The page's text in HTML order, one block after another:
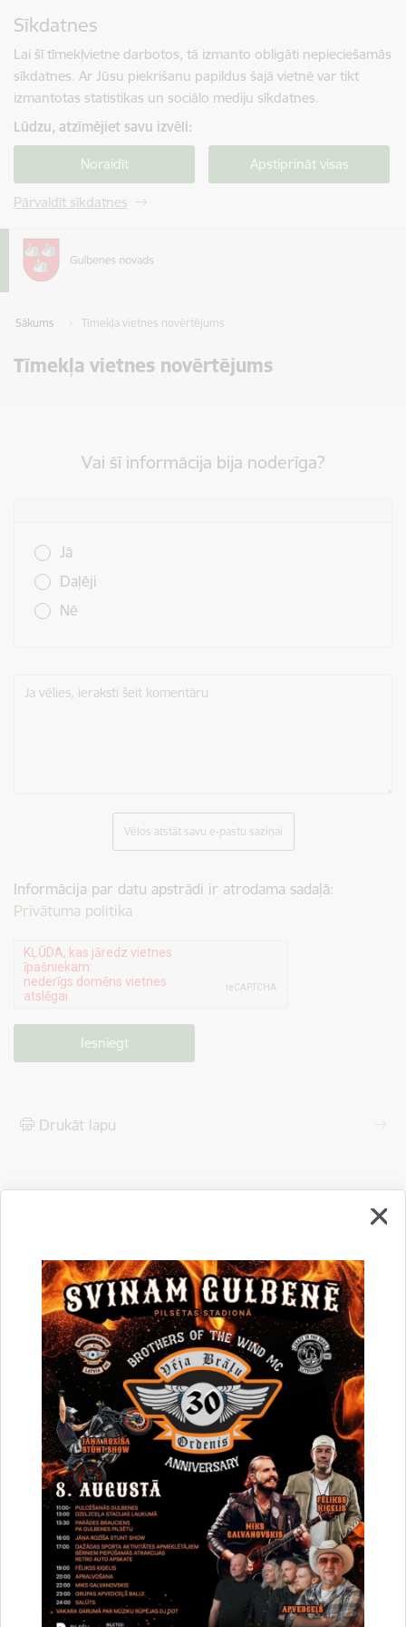
Sīkdatnes
Lai šī tīmekļvietne darbotos, tā izmanto obligāti nepieciešamās
sīkdatnes. Ar Jūsu piekrišanu papildus šajā vietnē var tikt
izmantotas statistikas un sociālo mediju sīkdatnes.
Lūdzu, atzīmējiet savu izvēli:
Noraidīt Apstiprināt visas
Pārvaldīt sīkdatnes
Sākums Tīmekļa vietnes novērtējums
Tīmekļa vietnes novērtējums
Vai šī informācija bija noderīga?
Jā
Daļēji
Nē
Ja vēlies, ieraksti šeit komentāru
Vēlos atstāt savu e-pastu saziņai
Informācija par datu apstrādi ir atrodama sadaļā:
Privātuma politika
Drukāt lapu
Vai šī informācija bija noderīga?
Sniegt atsauksmi
Esi pirmais, kurš uzzina!